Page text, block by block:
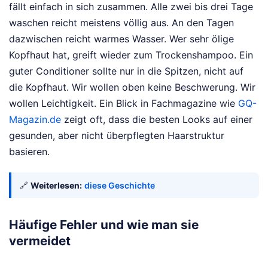
fällt einfach in sich zusammen. Alle zwei bis drei Tage
waschen reicht meistens völlig aus. An den Tagen
dazwischen reicht warmes Wasser. Wer sehr ölige
Kopfhaut hat, greift wieder zum Trockenshampoo. Ein
guter Conditioner sollte nur in die Spitzen, nicht auf
die Kopfhaut. Wir wollen oben keine Beschwerung. Wir
wollen Leichtigkeit. Ein Blick in Fachmagazine wie GQ-
Magazin.de zeigt oft, dass die besten Looks auf einer
gesunden, aber nicht überpflegten Haarstruktur
basieren.
🔗 Weiterlesen: diese Geschichte
Häufige Fehler und wie man sie
vermeidet